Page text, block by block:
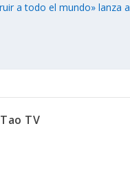
a todo el mundo» lanza a
Tao TV